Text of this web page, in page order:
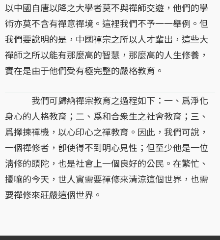
以中國自唐以降之大學者莫不與禪師交遊，他們的學
術亦莫不含有禪意禪境。這裡我們不予一一舉例。但
我們要說明的是，中國禪宗之所以人才輩出，這些大
禪師之所以能有那麼高的智慧，那麼高的人生修養，
實在是由于他們受有極完整的嚴格教育。
我們可歸納禪宗教育之過程如下：一、爲淨化
身心的人格教育；二、爲和合衆生之社會教育；三、
爲擇揀禪機，以心印心之禪教育。因此，我們可說，
一個禪修者，卽使得不到明心見性；但至少他是一位
淸修的頭陀，也是社會上一個良好的公民。在繁忙、
擾嚷的今天，世人實需要禪修來清涼這個世界，也需
要禪修來莊嚴這個世界。